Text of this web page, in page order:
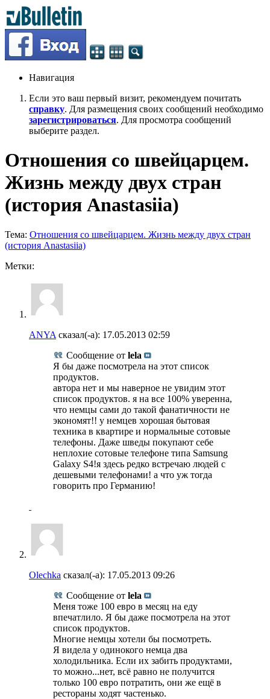
Навигация
Если это ваш первый визит, рекомендуем почитать
справку. Для размещения своих сообщений необходимо
зарегистрироваться. Для просмотра сообщений
выберите раздел.
Отношения со швейцарцем.
Жизнь между двух стран
(история Anastasiia)
Тема: Отношения со швейцарцем. Жизнь между двух стран
(история Anastasiia)
Метки:
ANYA сказал(-а): 17.05.2013 02:59
Сообщение от lela
Я бы даже посмотрела на этот список
продуктов.
автора нет и мы наверное не увидим этот
список продуктов. я на все 100% уверенна,
что немцы сами до такой фанатичности не
экономят!! у немцев хорошая бытовая
техника в квартире и нормальные сотовые
телефоны. Даже шведы покупают себе
неплохие сотовые телефоне типа Samsung
Galaxy S4!я здесь редко встречаю людей с
дешевыми телефонами! а что уж тогда
говорить про Германию!
Olechka сказал(-а): 17.05.2013 09:26
Сообщение от lela
Меня тоже 100 евро в месяц на еду
впечатлило. Я бы даже посмотрела на этот
список продуктов.
Многие немцы хотели бы посмотреть.
Я видела у одинокого немца два
холодильника. Если их забить продуктами,
то можно...нет, всё равно не получится
только 100 евро потратить, они же ещё в
рестораны ходят частенько.